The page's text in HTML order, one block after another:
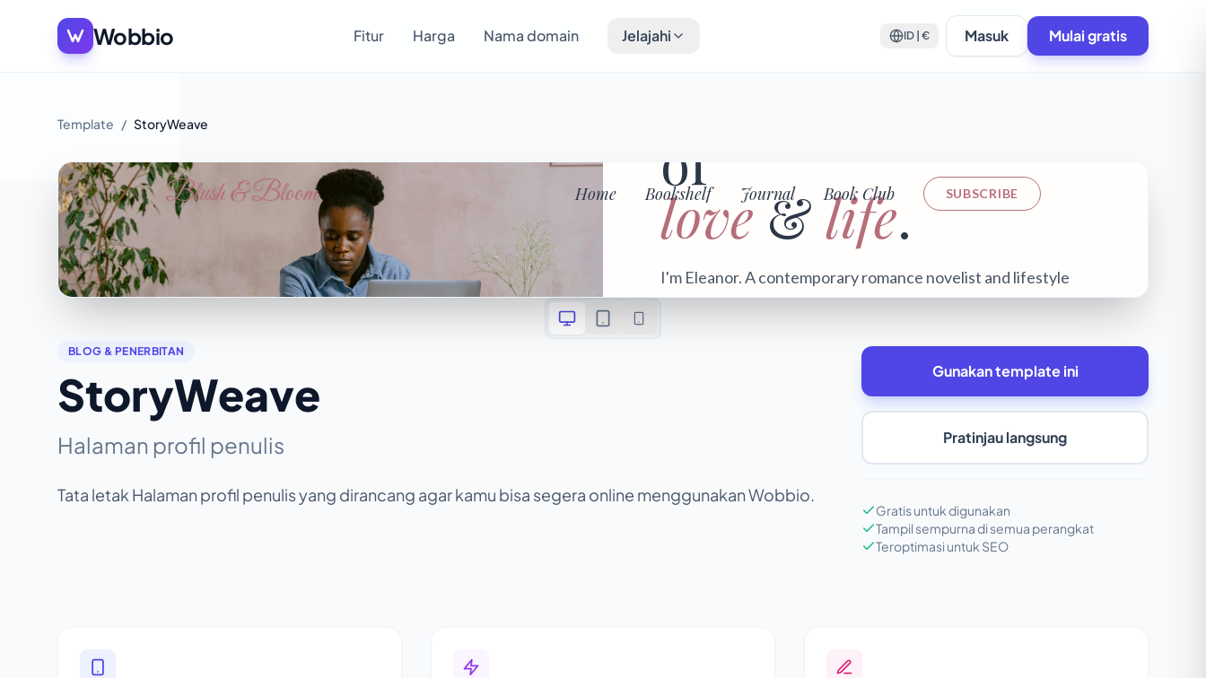
Wobbio Fitur Harga Nama domain Jelajahi ID | € Masuk Mulai gratis
Template / StoryWeave
BLOG & PENERBITAN
StoryWeave
Halaman profil penulis
Tata letak Halaman profil penulis yang dirancang agar kamu bisa segera online menggunakan Wobbio.
Gunakan template ini
Pratinjau langsung
Gratis untuk digunakan
Tampil sempurna di semua perangkat
Teroptimasi untuk SEO